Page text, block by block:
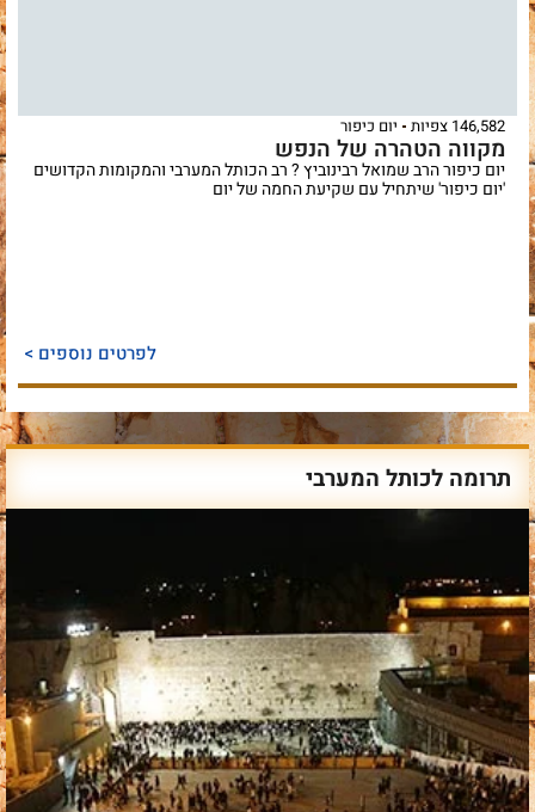
146,582 צפיות יום כיפור
מקווה הטהרה של הנפש
יום כיפור הרב שמואל רבינוביץ ? רב הכותל המערבי והמקומות הקדושים
'יום כיפור' שיתחיל עם שקיעת החמה של יום
לפרטים נוספים >
תרומה לכותל המערבי